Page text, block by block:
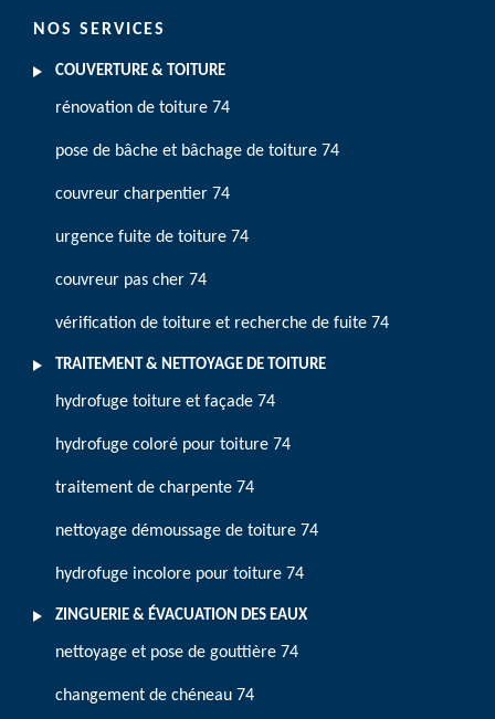
NOS SERVICES
COUVERTURE & TOITURE
rénovation de toiture 74
pose de bâche et bâchage de toiture 74
couvreur charpentier 74
urgence fuite de toiture 74
couvreur pas cher 74
vérification de toiture et recherche de fuite 74
TRAITEMENT & NETTOYAGE DE TOITURE
hydrofuge toiture et façade 74
hydrofuge coloré pour toiture 74
traitement de charpente 74
nettoyage démoussage de toiture 74
hydrofuge incolore pour toiture 74
ZINGUERIE & ÉVACUATION DES EAUX
nettoyage et pose de gouttière 74
changement de chéneau 74